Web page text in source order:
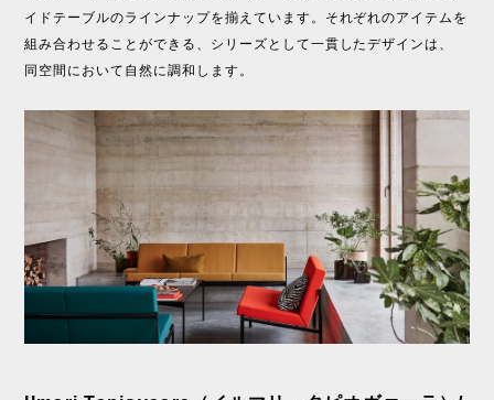
イドテーブルのラインナップを揃えています。それぞれのアイテムを
組み合わせることができる、シリーズとして一貫したデザインは、
同空間において自然に調和します。